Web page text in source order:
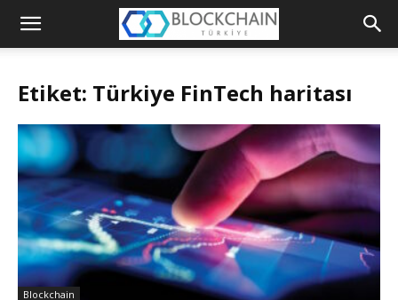
Blockchain
Etiket: Türkiye FinTech haritası
Blockchain